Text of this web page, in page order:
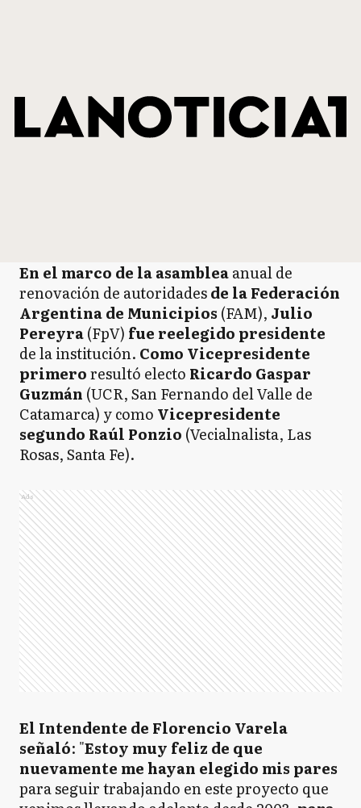
En el marco de la asambleaanual de
renovación de autoridadesde la Federación
Argentina de Municipios (FAM), Julio
Pereyra(FpV) fue reelegido presidente
de la institución. Como Vicepresidente
primeroresultó electo Ricardo Gaspar
Guzmán (UCR, San Fernando del Valle de
Catamarca) y como Vicepresidente
segundo Raúl Ponzio (Vecialnalista, Las
Rosas, Santa Fe).
Ads
El Intendente de Florencio Varela
señaló: "Estoy muy feliz de que
nuevamente me hayan elegido mis pares
para seguir trabajando en este proyecto que